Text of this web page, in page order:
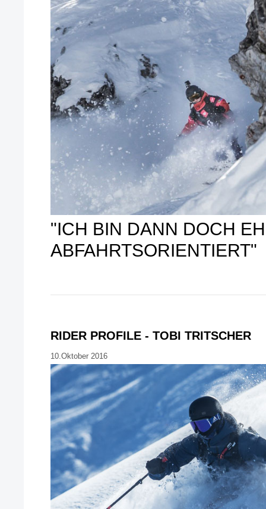
"ICH BIN DANN DOCH
ABFAHRTSORIENTIERT"
RIDER PROFILE - TOBI TRITSCHER
10.Oktober 2016